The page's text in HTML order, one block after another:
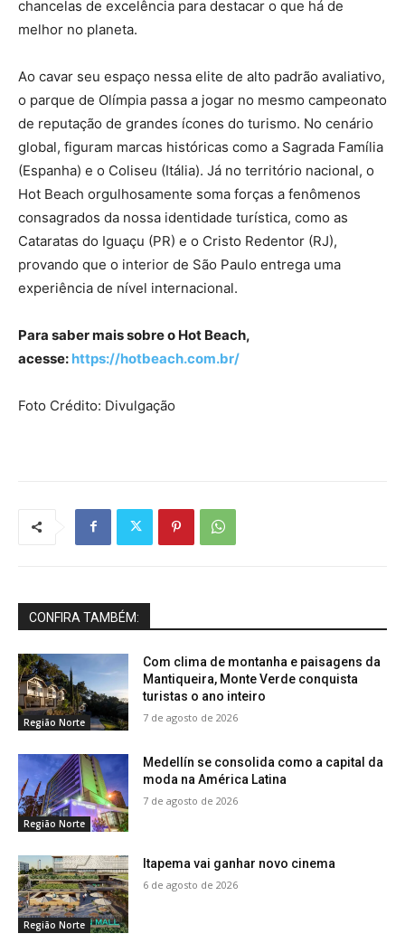
chancelas de excelência para destacar o que há de
melhor no planeta.
Ao cavar seu espaço nessa elite de alto padrão avaliativo,
o parque de Olímpia passa a jogar no mesmo campeonato
de reputação de grandes ícones do turismo. No cenário
global, figuram marcas históricas como a Sagrada Família
(Espanha) e o Coliseu (Itália). Já no território nacional, o
Hot Beach orgulhosamente soma forças a fenômenos
consagrados da nossa identidade turística, como as
Cataratas do Iguaçu (PR) e o Cristo Redentor (RJ),
provando que o interior de São Paulo entrega uma
experiência de nível internacional.
Para saber mais sobre o Hot Beach,
acesse: https://hotbeach.com.br/
Foto Crédito: Divulgação
CONFIRA TAMBÉM:
Região Norte
Com clima de montanha e paisagens da
Mantiqueira, Monte Verde conquista
turistas o ano inteiro
7 de agosto de 2026
Região Norte
Medellín se consolida como a capital da
moda na América Latina
7 de agosto de 2026
Região Norte
Itapema vai ganhar novo cinema
6 de agosto de 2026